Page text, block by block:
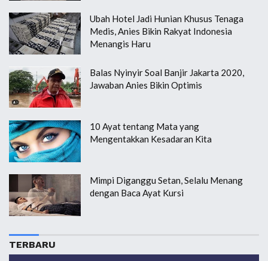
Ubah Hotel Jadi Hunian Khusus Tenaga
Medis, Anies Bikin Rakyat Indonesia
Menangis Haru
Balas Nyinyir Soal Banjir Jakarta 2020,
Jawaban Anies Bikin Optimis
10 Ayat tentang Mata yang
Mengentakkan Kesadaran Kita
Mimpi Diganggu Setan, Selalu Menang
dengan Baca Ayat Kursi
TERBARU